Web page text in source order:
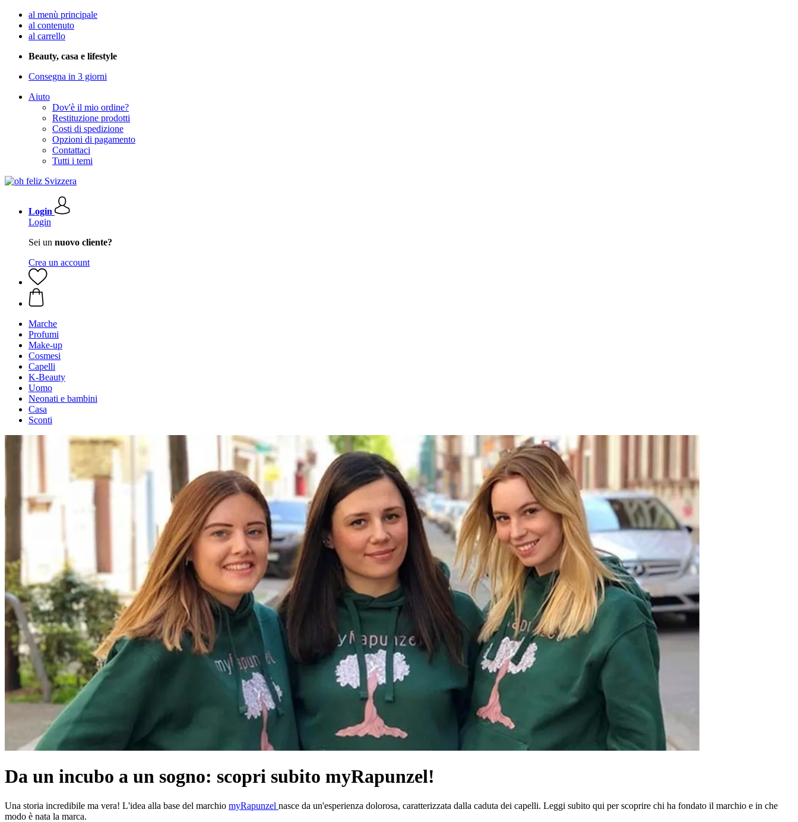
al menù principale
al contenuto
al carrello
Beauty, casa e lifestyle
Consegna in 3 giorni
Aiuto
Dov'è il mio ordine?
Restituzione prodotti
Costi di spedizione
Opzioni di pagamento
Contattaci
Tutti i temi
Login
Login
Sei un nuovo cliente?
Crea un account
Marche
Profumi
Make-up
Cosmesi
Capelli
K-Beauty
Uomo
Neonati e bambini
Casa
Sconti
Da un incubo a un sogno: scopri subito myRapunzel!
Una storia incredibile ma vera! L'idea alla base del marchio myRapunzel nasce da un'esperienza dolorosa, caratterizzata dalla caduta dei capelli. Leggi subito qui per scoprire chi ha fondato il marchio e in che
modo è nata la marca.